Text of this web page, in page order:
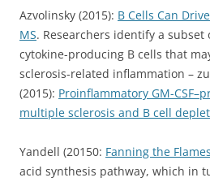
Azvolinsky (2015): B Cells Can
MS. Researchers identify a
cytokine-producing B cells that
sclerosis-related inflammation –
(2015): Proinflammatory GM-
multiple sclerosis and B cell
Yandell (20150: Fanning the Flames
acid synthesis pathway, which in